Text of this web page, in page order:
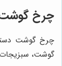
چرخ گوشت
چرخ گوشت
گوشت، سبزیجات